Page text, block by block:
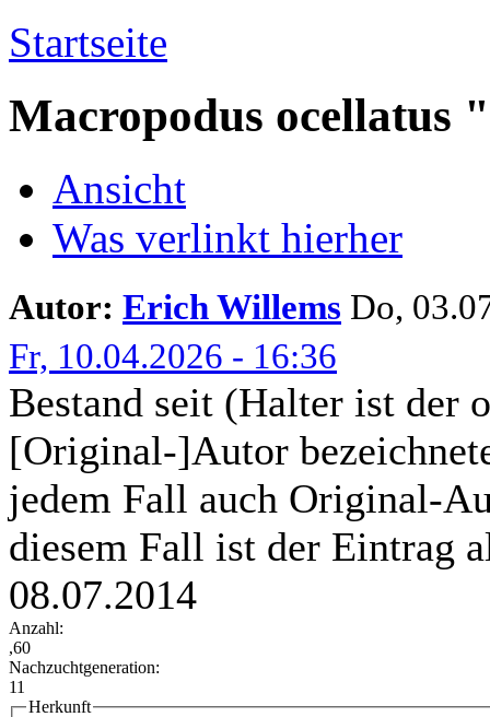
Startseite
Macropodus ocellatus
Ansicht
Was verlinkt hierher
Autor: Erich Willems Do,
Fr, 10.04.2026 - 16:36
Bestand seit (Halter ist der
[Original-]Autor
jedem Fall auch Original-
diesem Fall ist der Eintrag
08.07.2014
Anzahl:
,60
Nachzuchtgeneration:
11
Herkunft